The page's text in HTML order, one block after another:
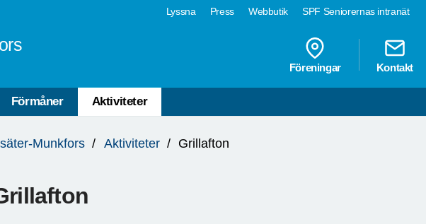
Lyssna Press Webbutik SPF Seniorernas intranät
Föreningar Kontakt
Förmåner Aktiviteter
Munkfors Aktiviteter Grillafton